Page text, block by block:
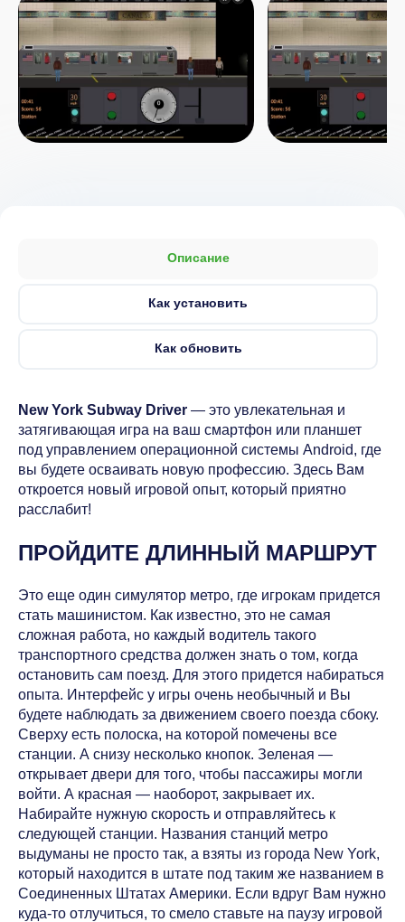
Описание
Как установить
Как обновить
New York Subway Driver — это увлекательная и
затягивающая игра на ваш смартфон или планшет
под управлением операционной системы Android, где
вы будете осваивать новую профессию. Здесь Вам
откроется новый игровой опыт, который приятно
расслабит!
ПРОЙДИТЕ ДЛИННЫЙ МАРШРУТ
Это еще один симулятор метро, где игрокам придется
стать машинистом. Как известно, это не самая
сложная работа, но каждый водитель такого
транспортного средства должен знать о том, когда
остановить сам поезд. Для этого придется набираться
опыта. Интерфейс у игры очень необычный и Вы
будете наблюдать за движением своего поезда сбоку.
Сверху есть полоска, на которой помечены все
станции. А снизу несколько кнопок. Зеленая —
открывает двери для того, чтобы пассажиры могли
войти. А красная — наоборот, закрывает их.
Набирайте нужную скорость и отправляйтесь к
следующей станции. Названия станций метро
выдуманы не просто так, а взяты из города New York,
который находится в штате под таким же названием в
Соединенных Штатах Америки. Если вдруг Вам нужно
куда-то отлучиться, то смело ставьте на паузу игровой